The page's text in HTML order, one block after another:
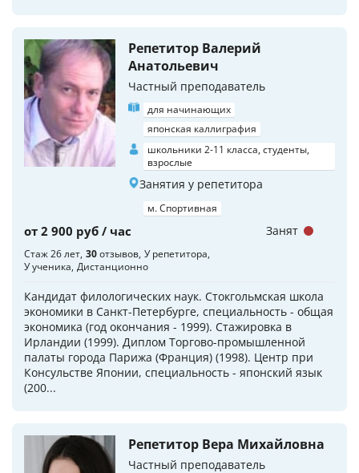
Репетитор Валерий
Анатольевич
Частный преподаватель
для начинающих
японская каллиграфия
школьники 2-11 класса, студенты,
взрослые
Занятия у репетитора
м. Спортивная
от 2 900 руб / час
Стаж 26 лет 30отзывов У репетитора
У ученика Дистанционно
Кандидат филологических наук. Стокгольмская школа
экономики в Санкт-Петербурге, специальность - общая
экономика (год окончания - 1999). Стажировка в
Ирландии (1999). Диплом Торгово-промышленной
палаты города Парижа (Франция) (1998). Центр при
Консульстве Японии, специальность - японский язык
(200...
Занят
Репетитор Вера Михайловна
Частный преподаватель